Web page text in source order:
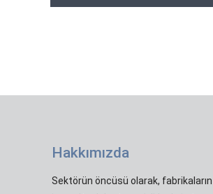
Hakkımızda
Sektörün öncüsü olarak,